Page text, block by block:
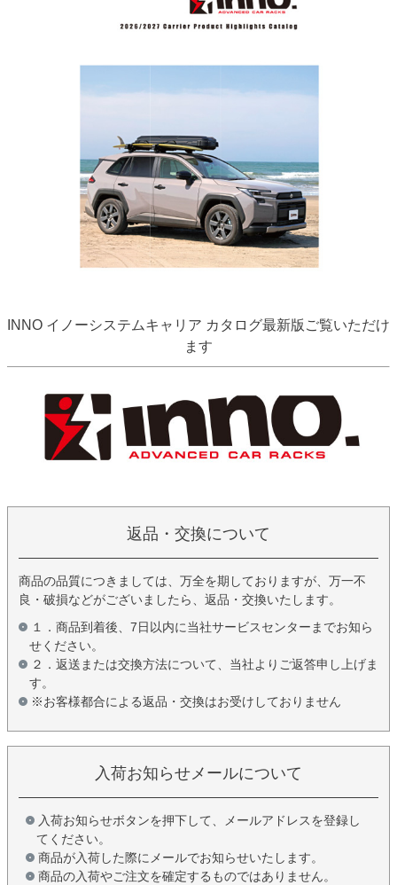
INNO イノーシステムキャリア カタログ最新版ご覧いただけ
ます
返品・交換について
商品の品質につきましては、万全を期しておりますが、万一不
良・破損などがございましたら、返品・交換いたします。
１．商品到着後、7日以内に当社サービスセンターまでお知ら
せください。
２．返送または交換方法について、当社よりご返答申し上げま
す。
※お客様都合による返品・交換はお受けしておりません
入荷お知らせメールについて
入荷お知らせボタンを押下して、メールアドレスを登録し
てください。
商品が入荷した際にメールでお知らせいたします。
商品の入荷やご注文を確定するものではありません。